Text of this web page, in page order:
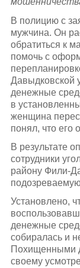
В полицию с
мужчина. Он
обратиться к
помочь с
Давыдковской
денежные
в
женщина
понял, что его
В результате
сотрудники
району Фили-
Установлено,
денежные
собиралась и
Похищенными
своему